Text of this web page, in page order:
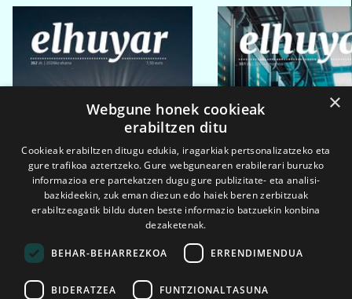
2026ko eka. 1a 2026ko mar. 1a
×
Webgune honek cookieak
erabiltzen ditu
Cookieak erabiltzen ditugu edukia, iragarkiak pertsonalizatzeko eta
gure trafikoa aztertzeko. Gure webgunearen erabilerari buruzko
informazioa ere partekatzen dugu gure publizitate- eta analisi-
bazkideekin, zuk eman diezun edo haiek beren zerbitzuak
erabiltzeagatik bildu duten beste informazio batzuekin konbina
dezaketenak.
BEHAR-BEHARREZKOA ERRENDIMENDUA
BIDERATZEA FUNTZIONALTASUNA